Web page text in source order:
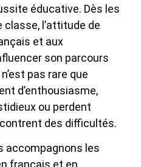
éducative. Dès les
l’attitude de
et aux
son parcours
pas rare que
d’enthousiasme,
ou perdent
des difficultés.
accompagnons les